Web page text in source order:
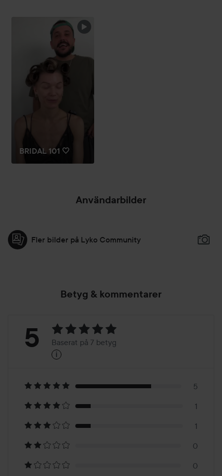
HOPPA ÖVER SEKTIONEN
BRIDAL 101 🤍
Användarbilder
Fler bilder på Lyko Community
Betyg & kommentarer
Betyg:
Baserat
på
7
betyg
5 Baserat på 7 betyg
i
5
1
1
0
0